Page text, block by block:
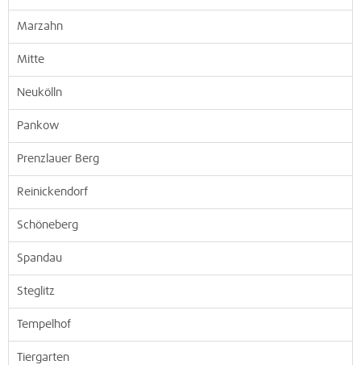
Marzahn
Mitte
Neukölln
Pankow
Prenzlauer Berg
Reinickendorf
Schöneberg
Spandau
Steglitz
Tempelhof
Tiergarten